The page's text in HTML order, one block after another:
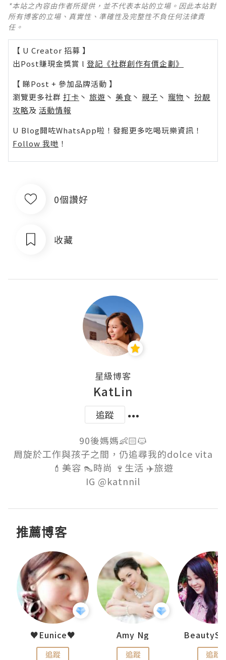
*本站之內容由作者所提供，並不代表本站的立場。因此本站對
所有博客的立場、真實性、準確性及完整性不負任何法律責
任。
【 U Creator 招募 】
出Post賺現金獎賞 l 登記《社群創作有價企劃》
【 睇Post + 參加品牌活動 】
瀏覽更多社群 打卡 丶 旅遊 丶 美食 丶 親子 丶 寵物 丶 扮靚
攻略及 活動情報
U Blog開咗WhatsApp啦！發掘更多吃喝玩樂資訊！
Follow 我哋 ！
0個讚好
收藏
星級博客
KatLin
追蹤
90後媽媽👶🏻🐱
周旋於工作與孩子之間，仍追尋我的dolce vita
💄美容 👠時尚 🍷生活 ✈️旅遊
推薦博客
♥Eunice♥
追蹤
Amy Ng
追蹤 追蹤